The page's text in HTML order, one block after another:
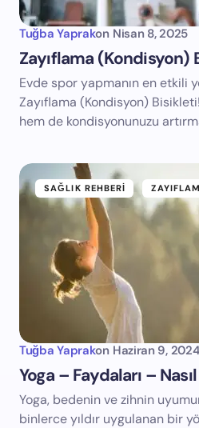
Tuğba Yaprakon Nisan 8, 2025
Zayıflama (Kondisyon)
Evde spor yapmanın en etkili
Zayıflama (Kondisyon) Bisikleti!
hem de kondisyonunuzu
SAĞLIK REHBERI
Tuğba Yaprakon Haziran 9, 2024
Yoga – Faydaları – Nasıl
Yoga, bedenin ve zihnin
binlerce yıldır uygulanan bir